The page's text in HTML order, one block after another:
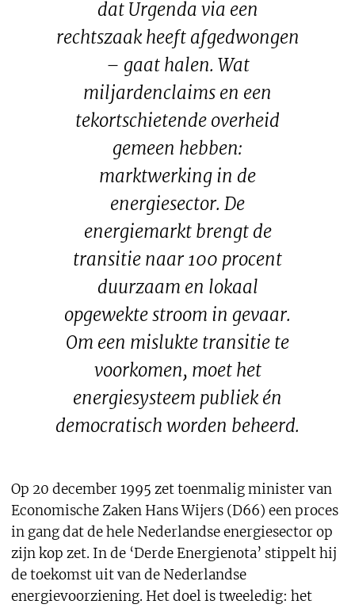
dat Urgenda via een
rechtszaak heeft afgedwongen
– gaat halen. Wat
miljardenclaims en een
tekortschietende overheid
gemeen hebben:
marktwerking in de
energiesector. De
energiemarkt brengt de
transitie naar 100 procent
duurzaam en lokaal
opgewekte stroom in gevaar.
Om een mislukte transitie te
voorkomen, moet het
energiesysteem publiek én
democratisch worden beheerd.
Op 20 december 1995 zet toenmalig minister van
Economische Zaken Hans Wijers (D66) een proces
in gang dat de hele Nederlandse energiesector op
zijn kop zet. In de ‘Derde Energienota’ stippelt hij
de toekomst uit van de Nederlandse
energievoorziening. Het doel is tweeledig: het